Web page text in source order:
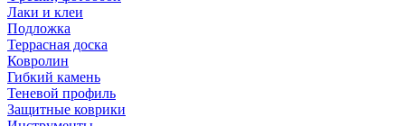
Лаки и клеи
Подложка
Террасная доска
Ковролин
Гибкий камень
Теневой профиль
Защитные коврики